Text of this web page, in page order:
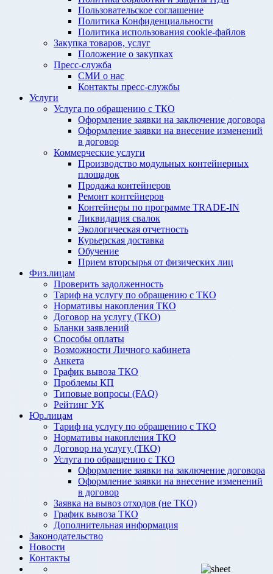
Пользовательское соглашение
Политика Конфиденциальности
Политика использования cookie-файлов
Закупка товаров, услуг
Положение о закупках
Пресс-служба
СМИ о нас
Контакты пресс-службы
Услуги
Услуга по обращению с ТКО
Оформление заявки на заключение договора
Оформление заявки на внесение изменений
в договор
Коммерческие услуги
Производство модульных контейнерных
площадок
Продажа контейнеров
Ремонт контейнеров
Контейнеры по программе TRADE-IN
Ликвидация свалок
Экологическая отчетность
Курьерская доставка
Обучение
Прием вторсырья от физических лиц
Физ.лицам
Проверить задолженность
Тариф на услугу по обращению с ТКО
Нормативы накопления ТКО
Договор на услугу (ТКО)
Бланки заявлений
Способы оплаты
Возможности Личного кабинета
Анкета
График вывоза ТКО
Проблемы КП
Типовые вопросы (FAQ)
Рейтинг УК
Юр.лицам
Тариф на услугу по обращению с ТКО
Нормативы накопления ТКО
Договор на услугу (ТКО)
Услуга по обращению с ТКО
Оформление заявки на заключение договора
Оформление заявки на внесение изменений
в договор
Заявка на вывоз отходов (не ТКО)
График вывоза ТКО
Дополнительная информация
Законодательство
Новости
Контакты